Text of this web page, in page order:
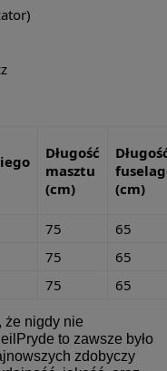
Długość
masztu
(cm)
(cm)
75
65
75
65
75 65
że nigdy nie
to zawsze było
zdobyczy